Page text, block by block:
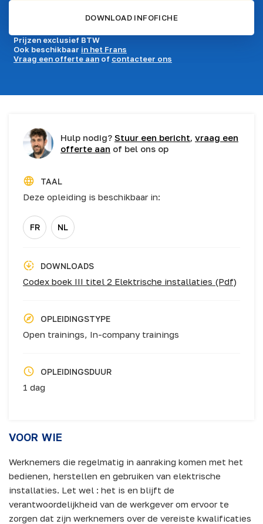
DOWNLOAD INFOFICHE
Prijzen exclusief BTW
Ook beschikbaar in het Frans
Vraag een offerte aan of contacteer ons
VOOR WIE
Werknemers die regelmatig in aanraking komen met het
bedienen, herstellen en gebruiken van elektrische
installaties. Let wel : het is en blijft de
verantwoordelijkheid van de werkgever om ervoor te
zorgen dat zijn werknemers over de vereiste kwalificaties
Hulp nodig? Stuur een bericht, vraag een
offerte aan of bel ons op
TAAL
Deze opleiding is beschikbaar in:
FR NL
DOWNLOADS
Codex boek III titel 2 Elektrische installaties (Pdf)
OPLEIDINGSTYPE
Open trainings, In-company trainings
OPLEIDINGSDUUR
1 dag